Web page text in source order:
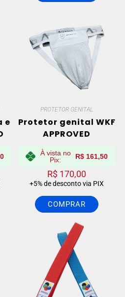
e
PROTETOR GENITAL
Protetor genital WKF
APPROVED
À vista no
Pix:
R$ 161,50
R$ 170,00
+5% de desconto via PIX
COMPRAR